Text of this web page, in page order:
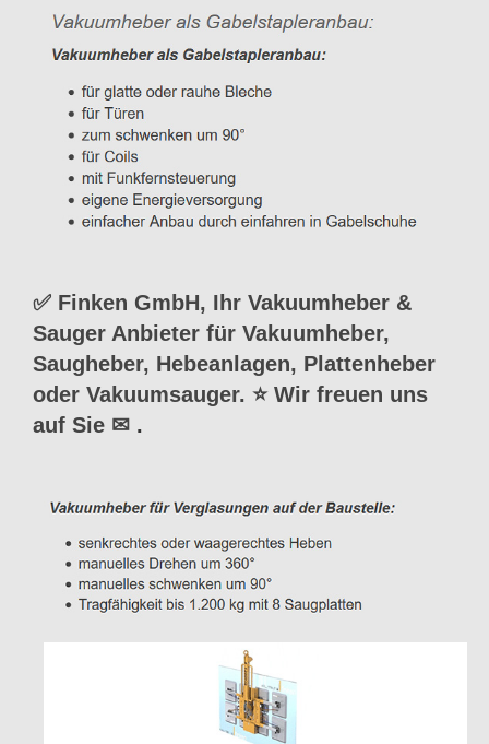
✅ Finken GmbH, Ihr Vakuumheber &
Sauger Anbieter für Vakuumheber,
Saugheber, Hebeanlagen, Plattenheber
oder Vakuumsauger. ⭐ Wir freuen uns
auf Sie ✉ .